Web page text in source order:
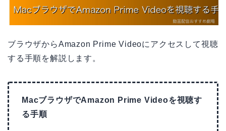
ブラウザからAmazon Prime Videoにアクセスして視聴
する手順を解説します。
MacブラウザでAmazon Prime Videoを視聴す
る手順